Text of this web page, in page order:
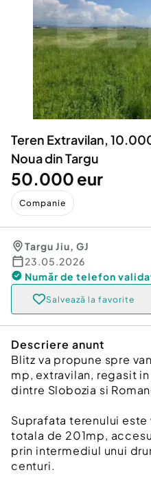
Servicii
Animale de companie
Afaceri și
Inchiriere Bunuri si
Utilaje agricole si
Piese auto si accesorii
Dacia Duster
Teren Extravilan,
Noua din Targu
50.000 eur
Companie
Targu Jiu, GJ
23.05.2026
Număr de telefon
Salvează la favorite
Descriere anunt
Blitz va propune spre
mp, extravilan, regasit
dintre Slobozia si
Suprafata terenului este
totala de 201mp,
prin intermediul unui
centuri.